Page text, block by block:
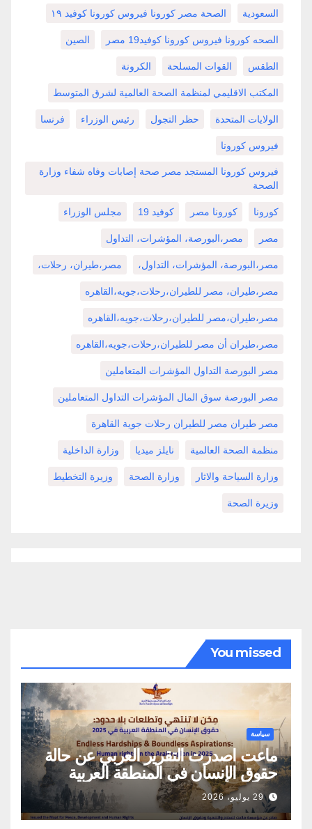
السعودية الصحة مصر كورونا فيروس كورونا كوفيد ١٩
الصحه كورونا فيروس كورونا كوفيد19 مصر الصين
الطقس القوات المسلحة الكرونة
المكتب الاقليمي لمنظمة الصحة العالمية لشرق المتوسط
الولايات المتحدة حظر التجول رئيس الوزراء فرنسا
فيروس كورونا
فيروس كورونا المستجد مصر صحة إصابات وفاه شفاء وزارة
الصحة
كورونا كورونا مصر كوفيد 19 مجلس الوزراء
مصر مصر،البورصة، المؤشرات، التداول
مصر،البورصة، المؤشرات، التداول، مصر،طيران، رحلات،
مصر،طيران، مصر للطيران،رحلات،جويه،القاهره
مصر،طيران،مصر للطيران،رحلات،جويه،القاهره
مصر،طيران أن مصر للطيران،رحلات،جويه،القاهره
مصر البورصة التداول المؤشرات المتعاملين
مصر البورصة سوق المال المؤشرات التداول المتعاملين
مصر طيران مصر للطيران رحلات جوية القاهرة
منظمة الصحة العالمية نايلز ميديا وزارة الداخلية
وزارة السياحة والاثار وزارة الصحة وزيرة التخطيط
وزيرة الصحة
You missed
سياسة
ماعت اصدرت التقرير العربي عن حالة
حقوق الإنسان في المنطقة العربية
29 يوليو، 2026